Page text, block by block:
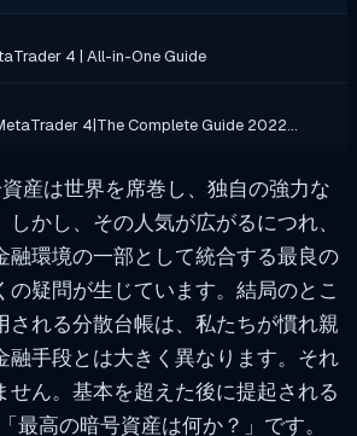
4 | All-in-One Guide
4|The Complete Guide 2022…
産は世界を席巻し、独自の強力な
かし、その人気が広がるにつれ、
融環境の一部として統合する最良の
の疑問が生じています。結局のとこ
される分散台帳は、私たちが慣れ親
融手段とは大きく異なります。それ
せん。基本を超えた後に提起される
最高の暗号資産は何か？」です。